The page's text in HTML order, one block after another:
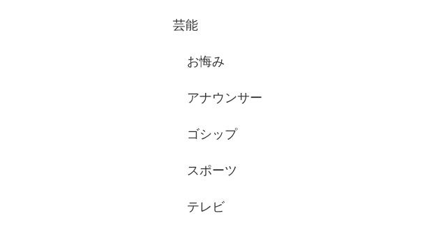
芸能
お悔み
アナウンサー
ゴシップ
スポーツ
テレビ